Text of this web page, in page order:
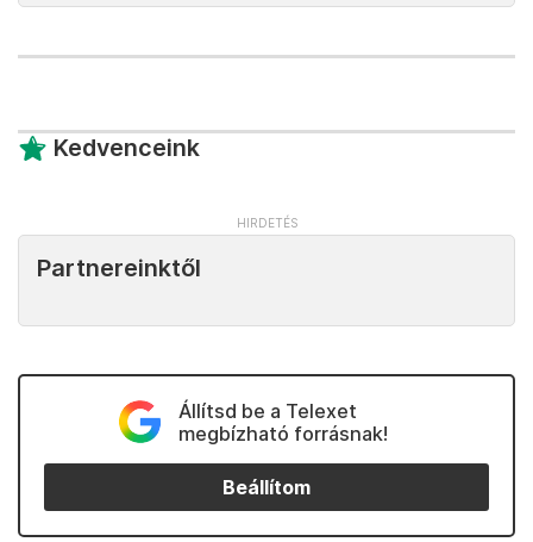
Kedvenceink
Partnereinktől
Állítsd be a Telexet
megbízható forrásnak!
Beállítom